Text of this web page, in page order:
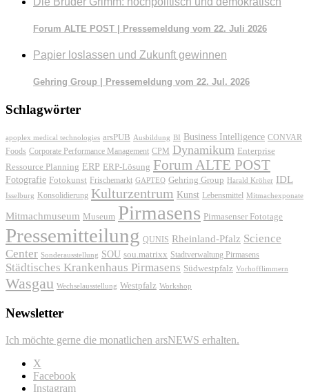
Forum ALTE POST | Pressemeldung vom 22. Juli 2026
Papier loslassen und Zukunft gewinnen
Gehring Group | Pressemeldung vom 22. Jul. 2026
Schlagwörter
apoplex medical technologies arsPUB Ausbildung BI Business Intelligence CONVAR
Foods Corporate Performance Management CPM Dynamikum Enterprise
Ressource Planning ERP ERP-Lösung Forum ALTE POST
Fotografie Fotokunst Frischemarkt GAPTEQ Gehring Group Harald Kröher IDL
Isselburg Konsolidierung Kulturzentrum Kunst Lebensmittel Mitmachexponate
Mitmachmuseum Museum Pirmasens Pirmasenser Fototage
Pressemitteilung QUNIS Rheinland-Pfalz Science
Center Sonderausstellung SOU sou.matrixx Stadtverwaltung Pirmasens
Städtisches Krankenhaus Pirmasens Südwestpfalz Vorhofflimmern
Wasgau Wechselausstellung Westpfalz Workshop
Newsletter
Ich möchte gerne die monatlichen arsNEWS erhalten.
X
Facebook
Instagram